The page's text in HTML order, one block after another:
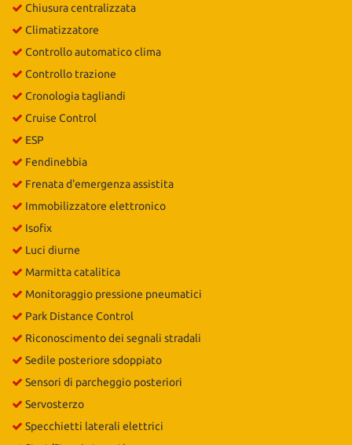
Chiusura centralizzata
Climatizzatore
Controllo automatico clima
Controllo trazione
Cronologia tagliandi
Cruise Control
ESP
Fendinebbia
Frenata d'emergenza assistita
Immobilizzatore elettronico
Isofix
Luci diurne
Marmitta catalitica
Monitoraggio pressione pneumatici
Park Distance Control
Riconoscimento dei segnali stradali
Sedile posteriore sdoppiato
Sensori di parcheggio posteriori
Servosterzo
Specchietti laterali elettrici